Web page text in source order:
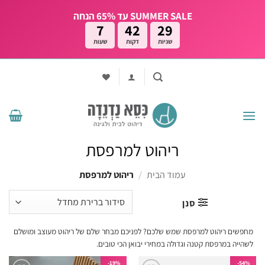
SUMMER SALE עד 65% הנחה
7
שעות
42
דקות
27
שניות
ריהוט למרפסת
עמוד הבית / ריהוט למרפסת
סנן
מחפשים ריהוט למרפסת שמש שלכם? לפניכם מבחר שלם של ריהוט מעוצב ומושלם
לשהייה במרפסת קטנה וגדולה במחירי יבואן הכי טובים.
54%-
19%-